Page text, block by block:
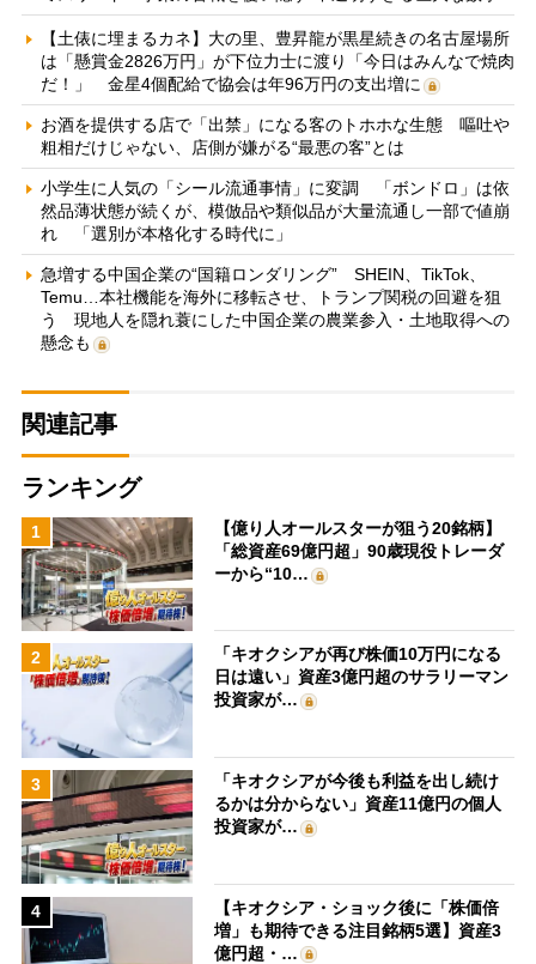
【土俵に埋まるカネ】大の里、豊昇龍が黒星続きの名古屋場所
は「懸賞金2826万円」が下位力士に渡り「今日はみんなで焼肉
だ！」 金星4個配給で協会は年96万円の支出増に
お酒を提供する店で「出禁」になる客のトホホな生態 嘔吐や
粗相だけじゃない、店側が嫌がる“最悪の客”とは
小学生に人気の「シール流通事情」に変調 「ボンドロ」は依
然品薄状態が続くが、模倣品や類似品が大量流通し一部で値崩
れ 「選別が本格化する時代に」
急増する中国企業の“国籍ロンダリング” SHEIN、TikTok、
Temu…本社機能を海外に移転させ、トランプ関税の回避を狙
う 現地人を隠れ蓑にした中国企業の農業参入・土地取得への
懸念も
関連記事
ランキング
1
【億り人オールスターが狙う20銘柄】
「総資産69億円超」90歳現役トレーダ
ーから“10…
2
「キオクシアが再び株価10万円になる
日は遠い」資産3億円超のサラリーマン
投資家が…
3
「キオクシアが今後も利益を出し続け
るかは分からない」資産11億円の個人
投資家が…
4
【キオクシア・ショック後に「株価倍
増」も期待できる注目銘柄5選】資産3
億円超・…